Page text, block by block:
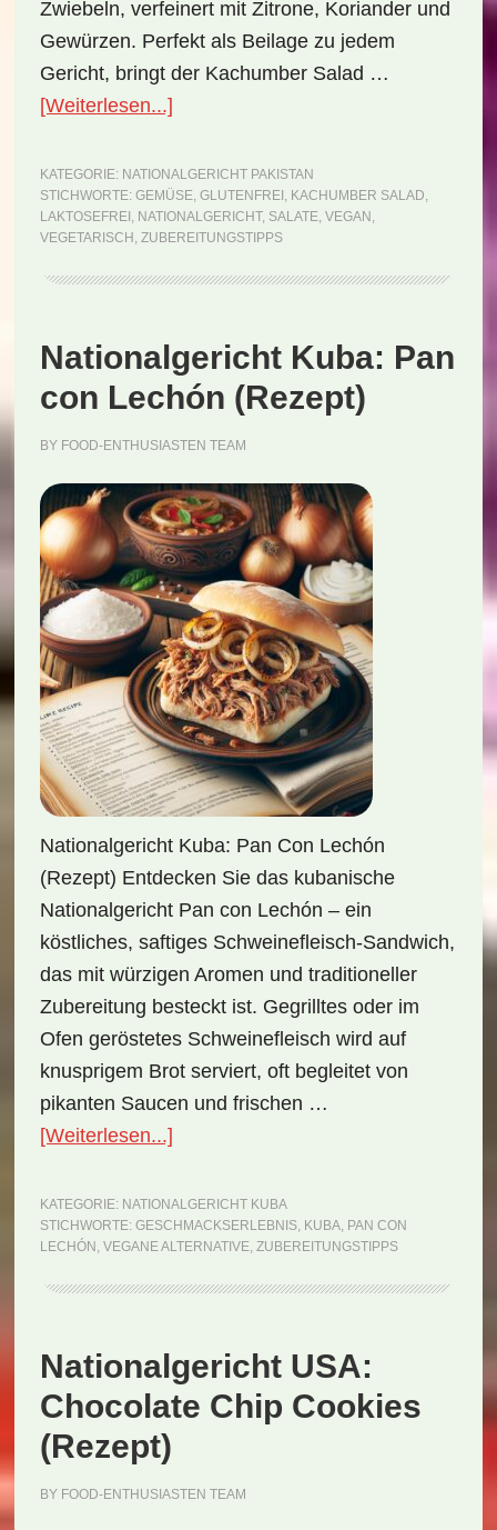
Zwiebeln, verfeinert mit Zitrone, Koriander und
Gewürzen. Perfekt als Beilage zu jedem
Gericht, bringt der Kachumber Salad …
[Weiterlesen...]ÜberNationalgericht
Kachumber
Salad
(Rezept)
KATEGORIE: NATIONALGERICHT PAKISTAN
STICHWORTE: GEMÜSE, GLUTENFREI , KACHUMBER SALAD,
LAKTOSEFREI , NATIONALGERICHT, SALATE, VEGAN ,
VEGETARISCH , ZUBEREITUNGSTIPPS
Nationalgericht Kuba: Pan
con Lechón (Rezept)
BY FOOD-ENTHUSIASTEN TEAM
Nationalgericht Kuba: Pan Con Lechón
(Rezept) Entdecken Sie das kubanische
Nationalgericht Pan con Lechón – ein
köstliches, saftiges Schweinefleisch-Sandwich,
das mit würzigen Aromen und traditioneller
Zubereitung besteckt ist. Gegrilltes oder im
Ofen geröstetes Schweinefleisch wird auf
knusprigem Brot serviert, oft begleitet von
pikanten Saucen und frischen …
[Weiterlesen...]ÜberNationalgericht
Pan
con
(Rezept)
KATEGORIE: NATIONALGERICHT KUBA
STICHWORTE: GESCHMACKSERLEBNIS, KUBA, PAN CON
LECHÓN , VEGANE ALTERNATIVE, ZUBEREITUNGSTIPPS
Nationalgericht USA:
Chocolate Chip Cookies
(Rezept)
BY FOOD-ENTHUSIASTEN TEAM